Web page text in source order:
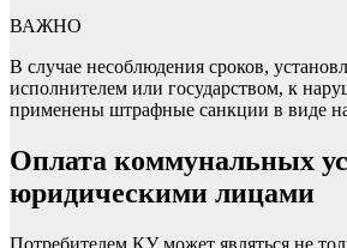
ВАЖНО
В случае несоблюдения сроков,
исполнителем или государством, к
применены штрафные санкции в виде
Оплата коммунальных
юридическими лицами
Потребителем КУ может являться не